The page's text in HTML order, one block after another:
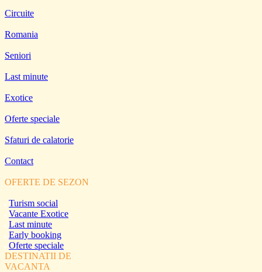
Circuite
Romania
Seniori
Last minute
Exotice
Oferte speciale
Sfaturi de calatorie
Contact
OFERTE DE SEZON
Turism social
Vacante Exotice
Last minute
Early booking
Oferte speciale
DESTINATII DE
VACANTA